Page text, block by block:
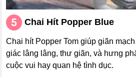
Chai Hít Popper Blue
Chai hít Popper Tom giúp giãn
giác lâng lâng, thư giãn, và hưng
cuộc vui hay quan hệ tình dục.